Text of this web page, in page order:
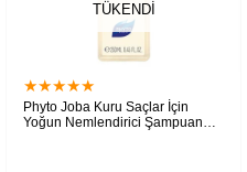
TÜKENDI
★★★★★
Phyto Joba Kuru Saçlar İçin
Yoğun Nemlendirici Şampuan